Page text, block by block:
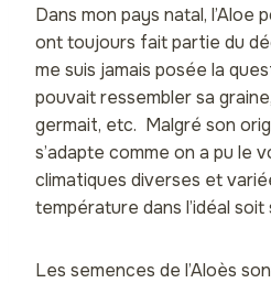
Dans mon pays natal, l’Aloe
ont toujours fait partie du
me suis jamais posée la
pouvait ressembler sa
germait, etc. Malgré son
s’adapte comme on a pu le
climatiques diverses et
température dans l’idéal soit
Les semences de l’Aloès